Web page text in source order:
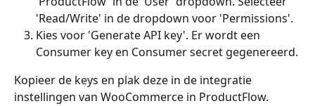
'Read/Write' in de dropdown voor 'Permissions'.
Kies voor 'Generate API key'. Er wordt een
Consumer key en Consumer secret gegenereerd.
Kopieer de keys en plak deze in de integratie
instellingen van WooCommerce in ProductFlow.